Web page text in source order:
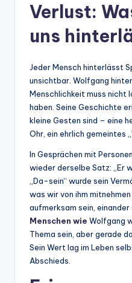
Verlust:
uns
Jeder Mensch hinterlässt
unsichtbar. Wolfgang
Menschlichkeit muss nicht
haben. Seine Geschichte
kleine Gesten sind – eine
Ohr, ein ehrlich gemeintes
In Gesprächen mit
wieder derselbe Satz: „Er
„Da-sein“ wurde sein
was wir von ihm mitnehmen
aufmerksam sein, einander
Menschen wie Wolfgang
Thema sein, aber gerade
Sein Wert lag im Leben
Abschieds.